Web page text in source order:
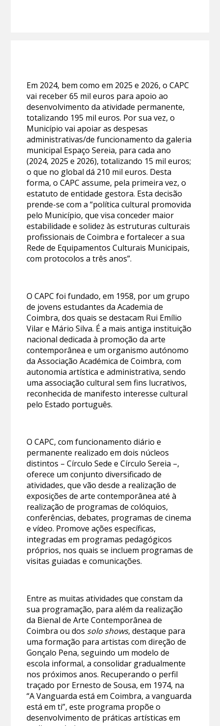
Em 2024, bem como em 2025 e 2026, o CAPC
vai receber 65 mil euros para apoio ao
desenvolvimento da atividade permanente,
totalizando 195 mil euros. Por sua vez, o
Município vai apoiar as despesas
administrativas/de funcionamento da galeria
municipal Espaço Sereia, para cada ano
(2024, 2025 e 2026), totalizando 15 mil euros;
o que no global dá 210 mil euros. Desta
forma, o CAPC assume, pela primeira vez, o
estatuto de entidade gestora. Esta decisão
prende-se com a “política cultural promovida
pelo Município, que visa conceder maior
estabilidade e solidez às estruturas culturais
profissionais de Coimbra e fortalecer a sua
Rede de Equipamentos Culturais Municipais,
com protocolos a três anos”.
O CAPC foi fundado, em 1958, por um grupo
de jovens estudantes da Academia de
Coimbra, dos quais se destacam Rui Emílio
Vilar e Mário Silva. É a mais antiga instituição
nacional dedicada à promoção da arte
contemporânea e um organismo autónomo
da Associação Académica de Coimbra, com
autonomia artística e administrativa, sendo
uma associação cultural sem fins lucrativos,
reconhecida de manifesto interesse cultural
pelo Estado português.
O CAPC, com funcionamento diário e
permanente realizado em dois núcleos
distintos – Círculo Sede e Círculo Sereia –,
oferece um conjunto diversificado de
atividades, que vão desde a realização de
exposições de arte contemporânea até à
realização de programas de colóquios,
conferências, debates, programas de cinema
e vídeo. Promove ações específicas,
integradas em programas pedagógicos
próprios, nos quais se incluem programas de
visitas guiadas e comunicações.
Entre as muitas atividades que constam da
sua programação, para além da realização
da Bienal de Arte Contemporânea de
Coimbra ou dos solo shows, destaque para
uma formação para artistas com direção de
Gonçalo Pena, seguindo um modelo de
escola informal, a consolidar gradualmente
nos próximos anos. Recuperando o perfil
traçado por Ernesto de Sousa, em 1974, na
“A Vanguarda está em Coimbra, a vanguarda
está em ti”, este programa propõe o
desenvolvimento de práticas artísticas em